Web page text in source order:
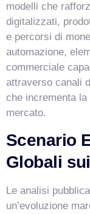
modelli che
digitalizzati,
e percorsi di
automazione,
commerciale
attraverso canali
che incrementa
mercato.
Scenario
Globali
Le analisi
un’evoluzione